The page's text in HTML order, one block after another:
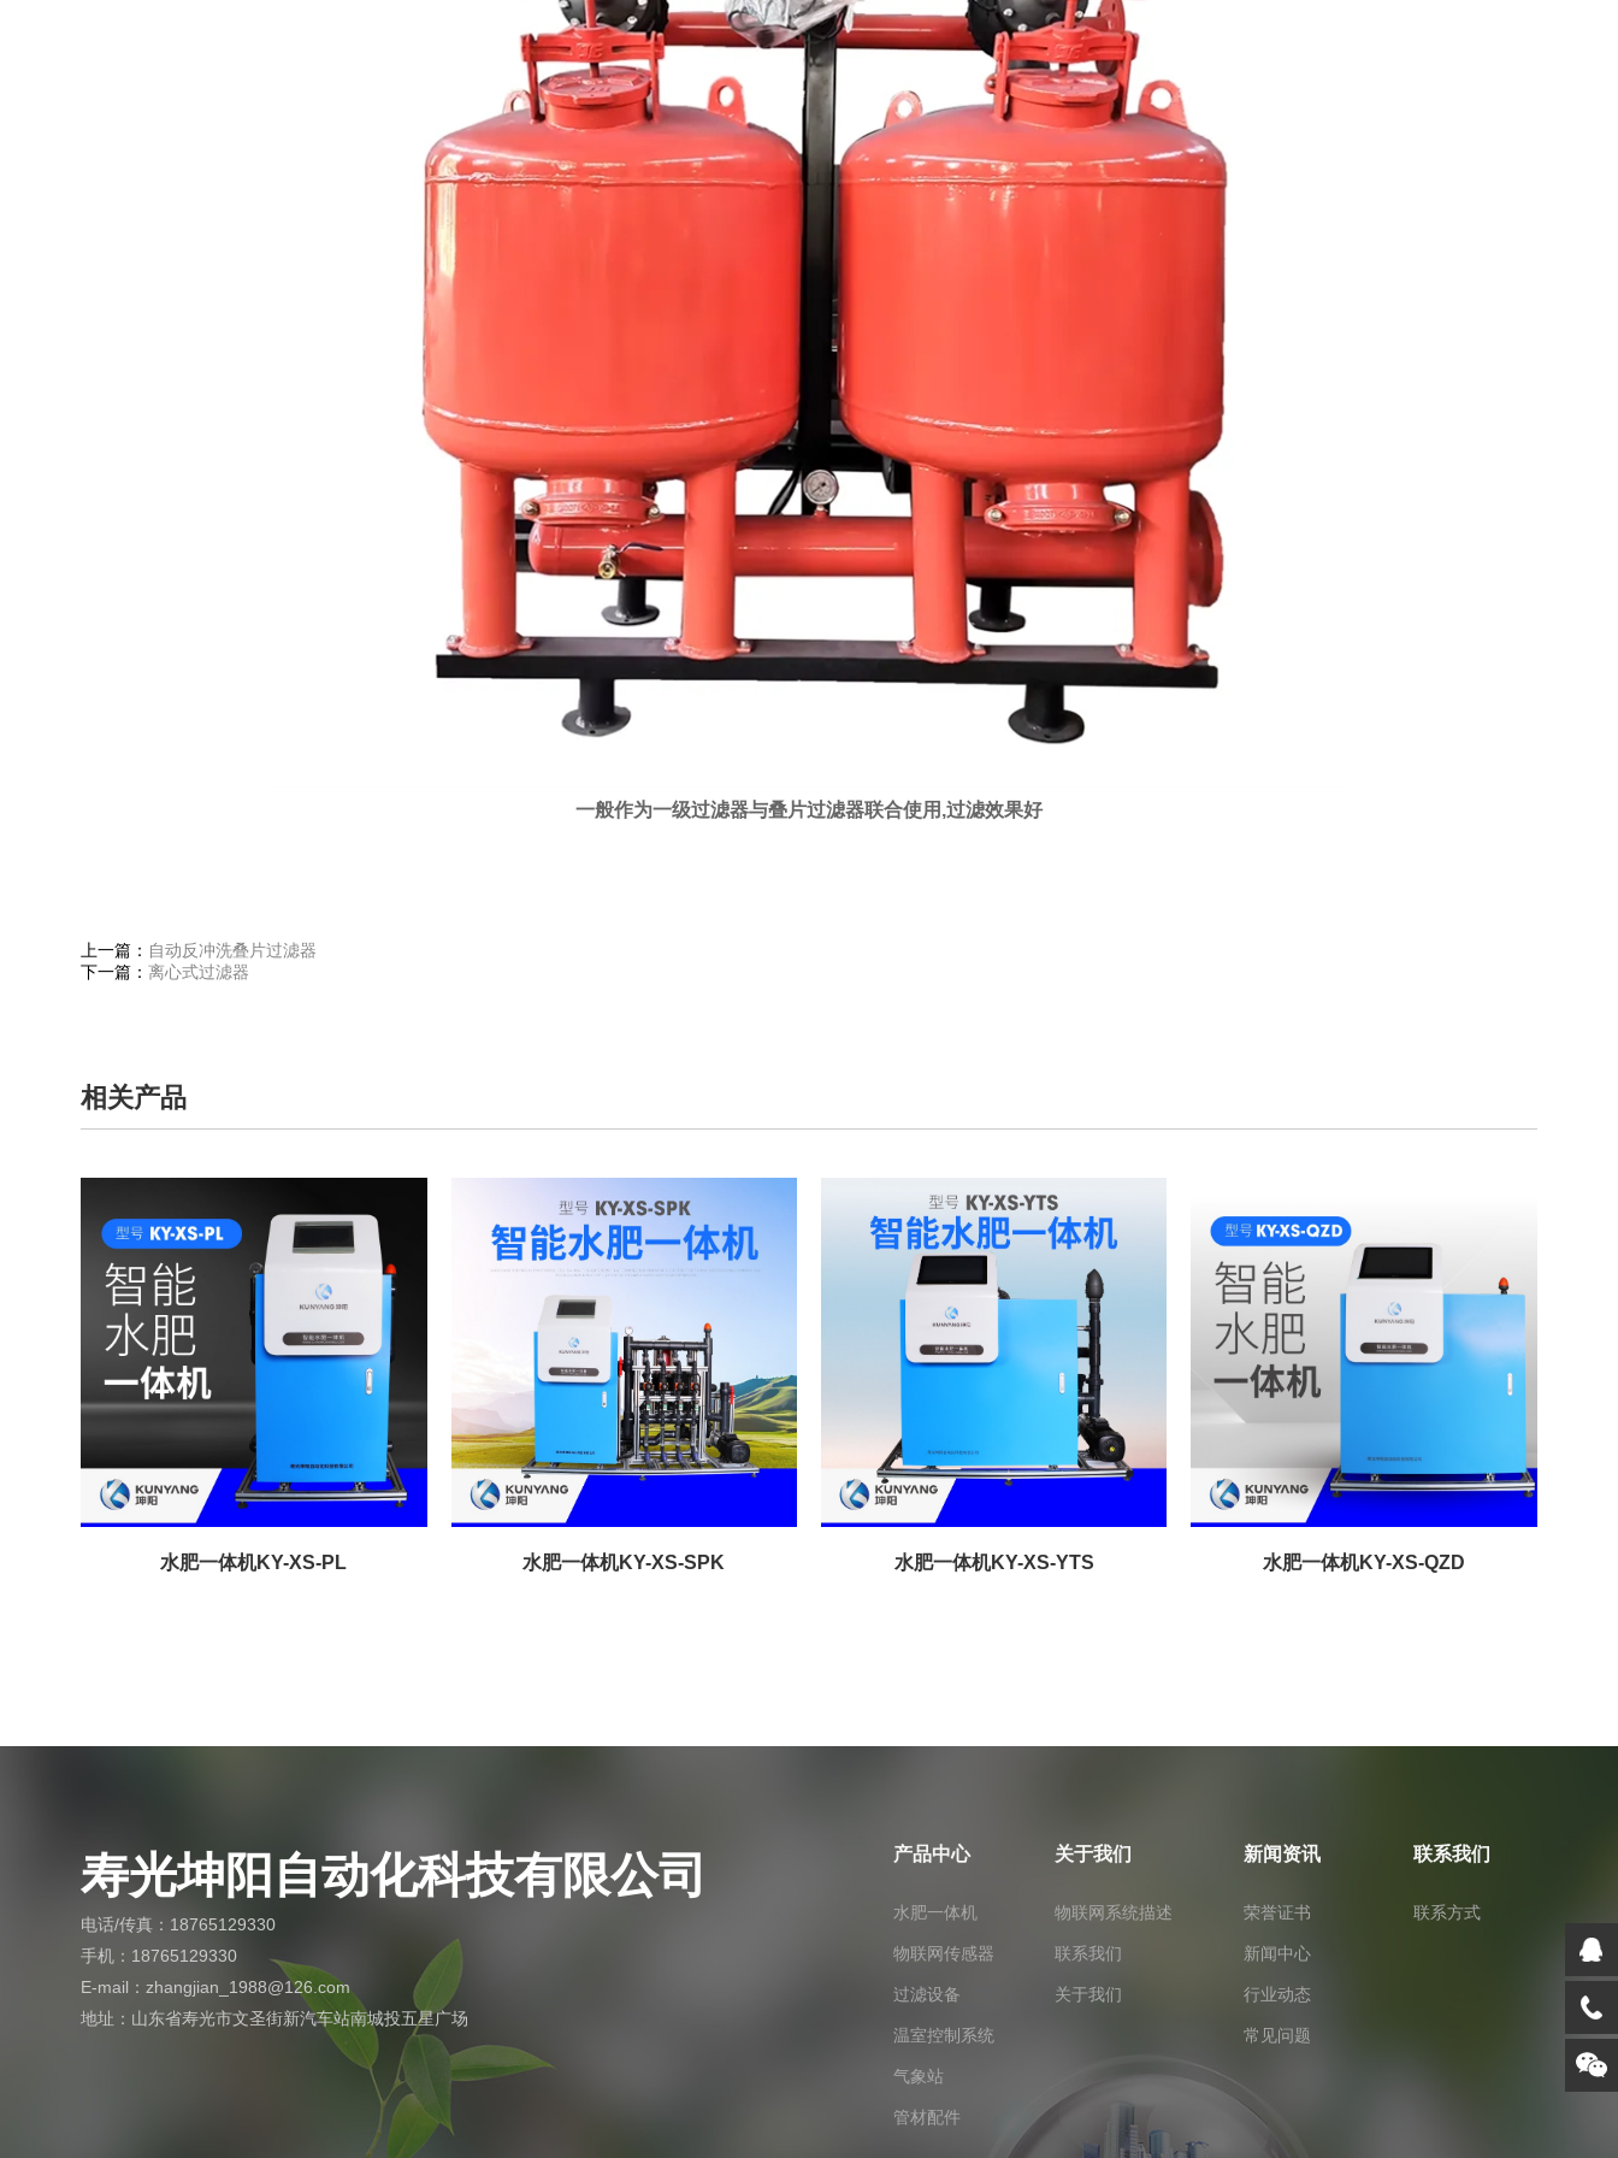
一般作为一级过滤器与叠片过滤器联合使用,过滤效果好
上一篇： 自动反冲洗叠片过滤器
下一篇：离心式过滤器
相关产品
水肥一体机KY-XS-PL 水肥一体机KY-XS-SPK 水肥一体机KY-XS-YTS 水肥一体机KY-XS-QZD
寿光坤阳自动化科技有限公司
电话/传真：18765129330
手机：18765129330
E-mail：zhangjian_1988@126.com
地址：山东省寿光市文圣街新汽车站南城投五星广场
产品中心
水肥一体机
物联网传感器
过滤设备
温室控制系统
气象站
管材配件
关于我们
物联网系统描述
联系我们
关于我们
新闻资讯
荣誉证书
新闻中心
行业动态
常见问题
联系我们
联系方式